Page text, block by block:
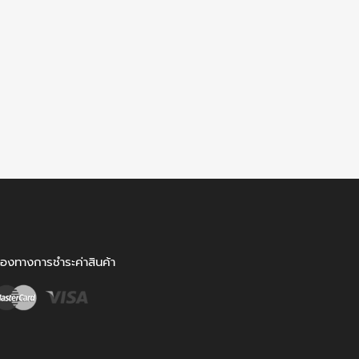
งทางการชำระค่าสินค้า